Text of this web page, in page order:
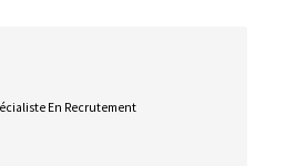
En Recrutement